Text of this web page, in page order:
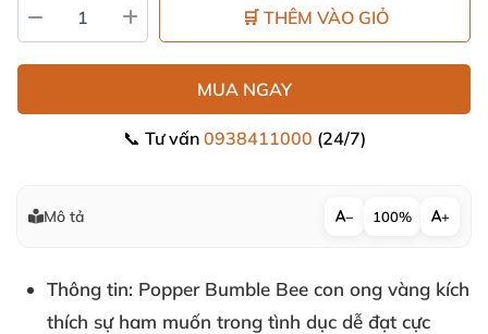
🛒 THÊM VÀO GIỎ
MUA NGAY
📞 Tư vấn 0938411000 (24/7)
Mô tả − 100% +
Thông tin: Popper Bumble Bee con ong vàng kích
thích sự ham muốn trong tình dục dễ đạt cực